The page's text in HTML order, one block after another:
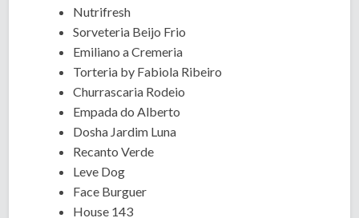
Nutrifresh
Sorveteria Beijo Frio
Emiliano a Cremeria
Torteria by Fabiola Ribeiro
Churrascaria Rodeio
Empada do Alberto
Dosha Jardim Luna
Recanto Verde
Leve Dog
Face Burguer
House 143